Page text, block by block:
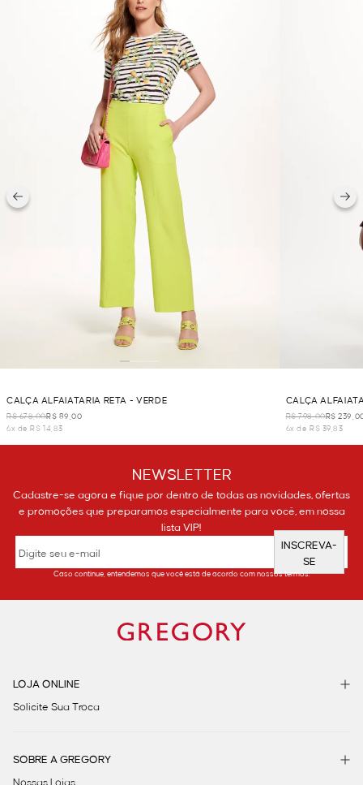
CALÇA ALFAIATARIA RETA - VERDE
R$ 678,00R$ 89,00
6x de R$ 14,83
CALÇA
R$ 798,00R$
6x de R$ 39,83
NEWSLETTER
Cadastre-se agora e fique por dentro de todas as novidades, ofertas
e promoções que preparamos especialmente para você, em nossa
lista VIP!
INSCREVA-
SE
Caso continue, entendemos que você está de acordo com nossos termos.
LOJA ONLINE
Solicite Sua Troca
SOBRE A GREGORY